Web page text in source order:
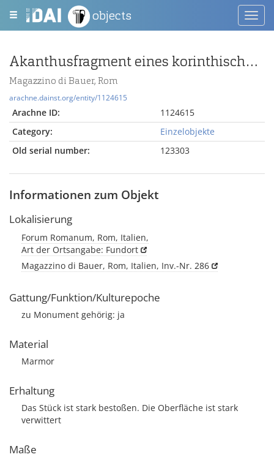
objects
Akanthusfragment eines korinthischen Kapitells oder eines Pilasterkapitells
Magazzino di Bauer, Rom
arachne.dainst.org/entity/1124615
Arachne ID:
1124615
Category:
Einzelobjekte
Old serial number:
123303
Informationen zum Objekt
Lokalisierung
Forum Romanum, Rom, Italien,
Art der Ortsangabe: Fundort
Magazzino di Bauer, Rom, Italien, Inv.-Nr. 286
Gattung/Funktion/Kulturepoche
zu Monument gehörig: ja
Material
Marmor
Erhaltung
Das Stück ist stark bestoßen. Die Oberfläche ist stark
verwittert
Maße